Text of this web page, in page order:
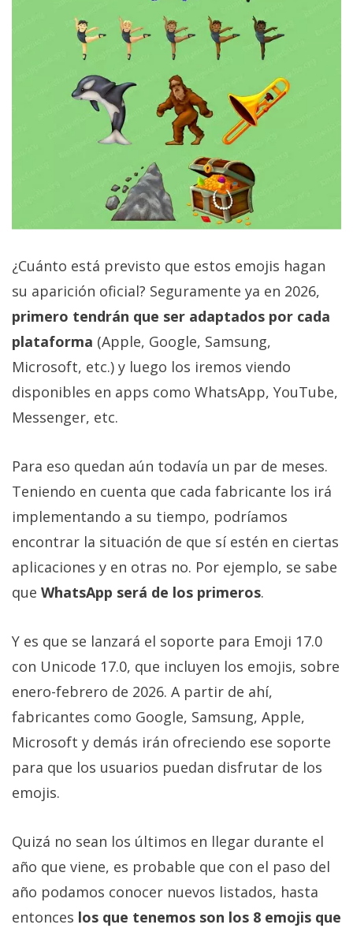
¿Cuánto está previsto que estos emojis hagan
su aparición oficial? Seguramente ya en 2026,
primero tendrán que ser adaptados por cada
plataforma (Apple, Google, Samsung,
Microsoft, etc.) y luego los iremos viendo
disponibles en apps como WhatsApp, YouTube,
Messenger, etc.
Para eso quedan aún todavía un par de meses.
Teniendo en cuenta que cada fabricante los irá
implementando a su tiempo, podríamos
encontrar la situación de que sí estén en ciertas
aplicaciones y en otras no. Por ejemplo, se sabe
que WhatsApp será de los primeros.
Y es que se lanzará el soporte para Emoji 17.0
con Unicode 17.0, que incluyen los emojis, sobre
enero-febrero de 2026. A partir de ahí,
fabricantes como Google, Samsung, Apple,
Microsoft y demás irán ofreciendo ese soporte
para que los usuarios puedan disfrutar de los
emojis.
Quizá no sean los últimos en llegar durante el
año que viene, es probable que con el paso del
año podamos conocer nuevos listados, hasta
entonces los que tenemos son los 8 emojis que